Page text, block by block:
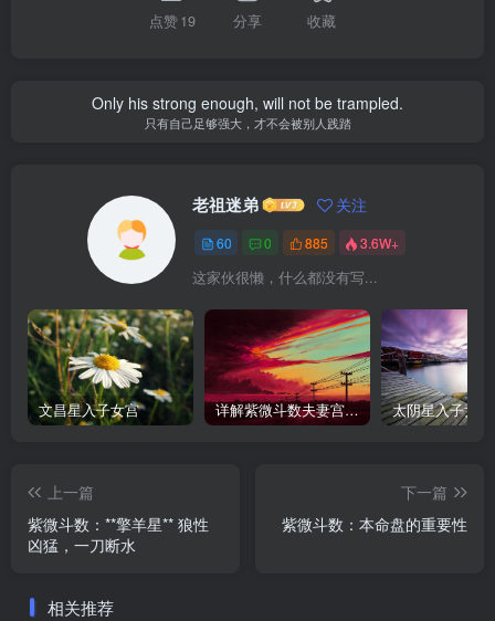
点赞19 分享 收藏
Only his strong enough, will not be trampled.
只有自己足够强大，才不会被别人践踏
老祖迷弟 关注
60 0 885 3.6W+
这家伙很懒，什么都没有写...
文昌星入子女宫 详解紫微斗数夫妻宫星曜
上一篇
紫微斗数：**擎羊星** 狼性
凶猛，一刀断水
下一篇
紫微斗数：本命盘的重要性
相关推荐